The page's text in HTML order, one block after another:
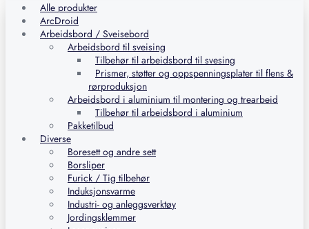
Alle produkter
ArcDroid
Arbeidsbord / Sveisebord
Arbeidsbord til sveising
Tilbehør til arbeidsbord til svesing
Prismer, støtter og oppspenningsplater til flens &
rørproduksjon
Arbeidsbord i aluminium til montering og trearbeid
Tilbehør til arbeidsbord i aluminium
Pakketilbud
Diverse
Boresett og andre sett
Borsliper
Furick / Tig tilbehør
Induksjonsvarme
Industri- og anleggsverktøy
Jordingsklemmer